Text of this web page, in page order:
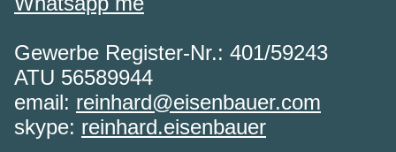
Gewerbe Register-Nr.: 401/59243
ATU 56589944
email: reinhard@eisenbauer.com
skype: reinhard.eisenbauer